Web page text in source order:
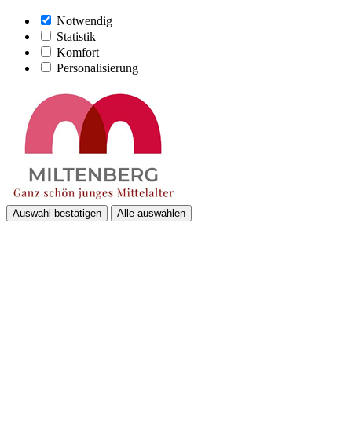
Notwendig
Statistik
Komfort
Personalisierung
Auswahl bestätigen Alle auswählen